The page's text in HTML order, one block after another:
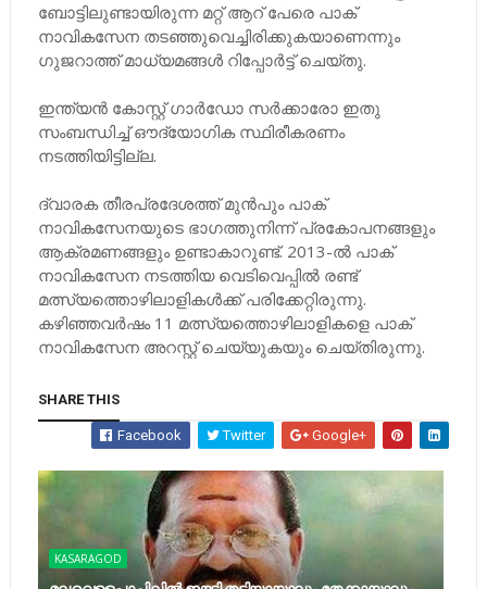
ബോട്ടിലുണ്ടായിരുന്ന മറ്റ് ആറ് പേരെ പാക്
നാവികസേന തടഞ്ഞുവെച്ചിരിക്കുകയാണെന്നും
ഗുജറാത്ത് മാധ്യമങ്ങള്‍ റിപ്പോർട്ട് ചെയ്തു.
ഇന്ത്യന്‍ കോസ്റ്റ് ഗാര്‍ഡോ സര്‍ക്കാരോ ഇതു
സംബന്ധിച്ച് ഔദ്യോഗിക സ്ഥിരീകരണം
നടത്തിയിട്ടില്ല.
ദ്വാരക തീരപ്രദേശത്ത് മുന്‍പും പാക്
നാവികസേനയുടെ ഭാഗത്തുനിന്ന് പ്രകോപനങ്ങളും
ആക്രമണങ്ങളും ഉണ്ടാകാറുണ്ട്. 2013-ല്‍ പാക്
നാവികസേന നടത്തിയ വെടിവെപ്പില്‍ രണ്ട്
മത്സ്യത്തൊഴിലാളികള്‍ക്ക് പരിക്കേറ്റിരുന്നു.
കഴിഞ്ഞവര്‍ഷം 11 മത്സ്യത്തൊഴിലാളികളെ പാക്
നാവികസേന അറസ്റ്റ് ചെയ്യുകയും ചെയ്തിരുന്നു.
SHARE THIS
Facebook Twitter Google+
KASARAGOD